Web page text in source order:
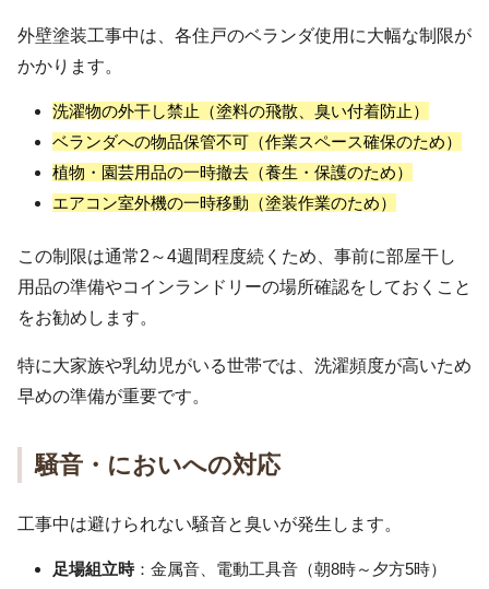
外壁塗装工事中は、各住戸のベランダ使用に大幅な制限が
かかります。
洗濯物の外干し禁止（塗料の飛散、臭い付着防止）
ベランダへの物品保管不可（作業スペース確保のため）
植物・園芸用品の一時撤去（養生・保護のため）
エアコン室外機の一時移動（塗装作業のため）
この制限は通常2～4週間程度続くため、事前に部屋干し
用品の準備やコインランドリーの場所確認をしておくこと
をお勧めします。
特に大家族や乳幼児がいる世帯では、洗濯頻度が高いため
早めの準備が重要です。
騒音・においへの対応
工事中は避けられない騒音と臭いが発生します。
足場組立時：金属音、電動工具音（朝8時～夕方5時）